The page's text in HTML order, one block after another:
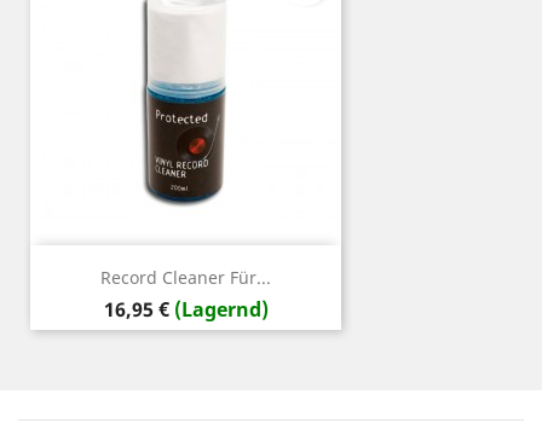
Record Cleaner Für...
Preis
16,95 € (Lagernd)